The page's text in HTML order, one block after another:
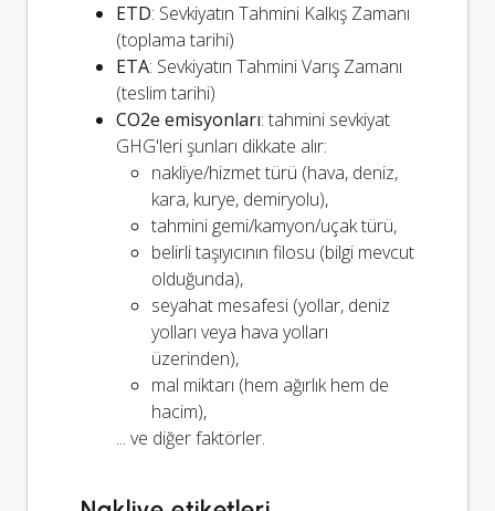
ETD: Sevkiyatın Tahmini Kalkış Zamanı
(toplama tarihi)
ETA: Sevkiyatın Tahmini Varış Zamanı
(teslim tarihi)
CO2e emisyonları: tahmini sevkiyat
GHG'leri şunları dikkate alır:
nakliye/hizmet türü (hava, deniz,
kara, kurye, demiryolu),
tahmini gemi/kamyon/uçak türü,
belirli taşıyıcının filosu (bilgi mevcut
olduğunda),
seyahat mesafesi (yollar, deniz
yolları veya hava yolları
üzerinden),
mal miktarı (hem ağırlık hem de
hacim),
... ve diğer faktörler.